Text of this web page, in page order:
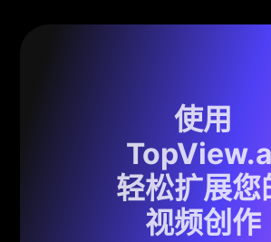
使用
轻松扩展您
视频创作